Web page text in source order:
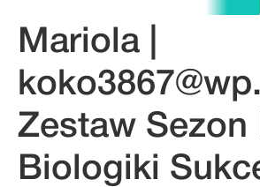
Mariola |
Zestaw Sezon I
Biologiki